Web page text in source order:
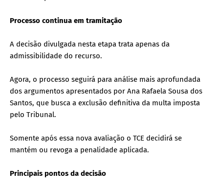
Processo continua em tramitação
A decisão divulgada nesta etapa trata apenas da
admissibilidade do recurso.
Agora, o processo seguirá para análise mais aprofundada
dos argumentos apresentados por Ana Rafaela Sousa dos
Santos, que busca a exclusão definitiva da multa imposta
pelo Tribunal.
Somente após essa nova avaliação o TCE decidirá se
mantém ou revoga a penalidade aplicada.
Principais pontos da decisão